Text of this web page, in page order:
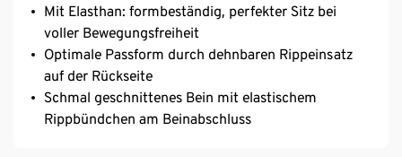
Mit Elasthan: formbeständig, perfekter Sitz bei
voller Bewegungsfreiheit
Optimale Passform durch dehnbaren Rippeinsatz
auf der Rückseite
Schmal geschnittenes Bein mit elastischem
Rippbündchen am Beinabschluss